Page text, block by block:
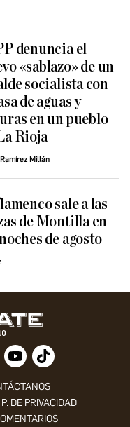
denuncia el
«sablazo» de un
socialista con
de aguas y
en un pueblo
Rioja
Millán
sale a las
de Montilla en
de agosto
P. DE PRIVACIDAD